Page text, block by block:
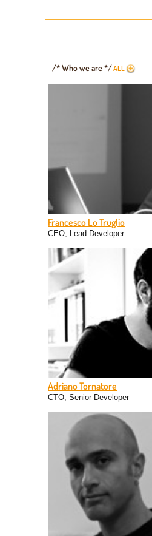
/* Who we are */ALL
Francesco Lo Truglio
CEO, Lead Developer
CEO & Coffice's founder.
developer (IOS, Android, Java,
passion the projects both in
administrative point of views.
Adriano Tornatore
CTO, Senior Developer
coming soon